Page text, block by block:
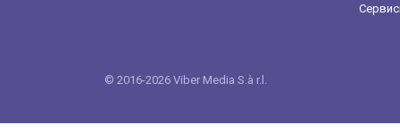
© 2016-2026 Viber Media S.à r.l.